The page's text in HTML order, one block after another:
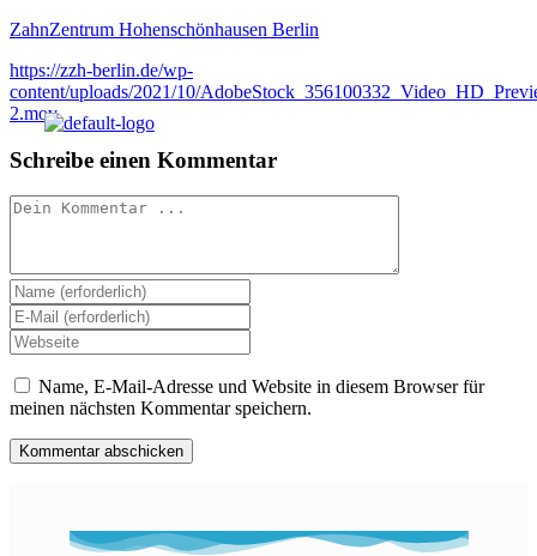
ZahnZentrum Hohenschönhausen Berlin
https://zzh-berlin.de/wp-
content/uploads/2021/10/
2.mov
Schreibe einen Kommentar
Kommentieren
Gib
deinen
Namen
oder
Benutzernamen
zum
Kommentieren
ein
Gib
deine
E-
Mail-
Adresse
zum
Kommentieren
ein
Gib
deine
Website-
URL
(optional)
Name, E-Mail-Adresse und Website in diesem Browser für
meinen nächsten Kommentar speichern.